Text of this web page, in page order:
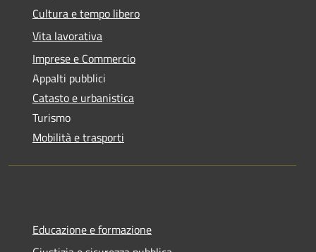
Cultura e tempo libero
Vita lavorativa
Imprese e Commercio
Appalti pubblici
Catasto e urbanistica
Turismo
Mobilità e trasporti
Educazione e formazione